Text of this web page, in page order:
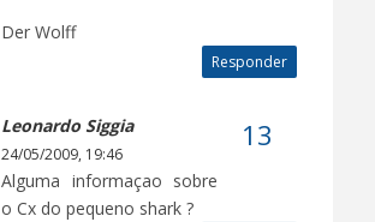
Der Wolff
Responder
Leonardo Siggia
24/05/2009, 19:46
Alguma informaçao sobre
o Cx do pequeno shark ?